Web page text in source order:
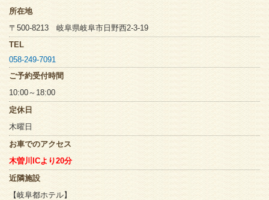
所在地
〒500-8213 岐阜県岐阜市日野西2-3-19
TEL
058-249-7091
ご予約受付時間
10:00～18:00
定休日
木曜日
お車でのアクセス
木曽川ICより20分
近隣施設
【岐阜都ホテル】